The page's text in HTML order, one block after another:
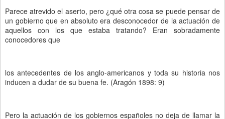
Parece atrevido el aserto, pero ¿qué otra cosa se puede pensar de
un gobierno que en absoluto era desconocedor de la actuación de
aquellos con los que estaba tratando? Eran sobradamente
conocedores que
los antecedentes de los anglo-americanos y toda su historia nos
inducen a dudar de su buena fe. (Aragón 1898: 9)
Pero la actuación de los gobiernos españoles no deja de llamar la